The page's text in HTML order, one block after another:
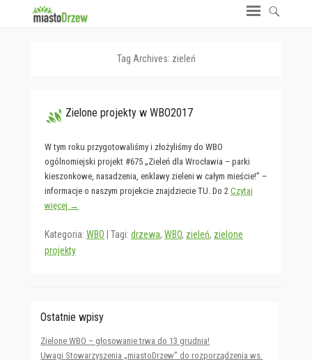
Tag Archives: zieleń
Zielone projekty w WBO2017
W tym roku przygotowaliśmy i złożyliśmy do WBO
ogólnomiejski projekt #675 „Zieleń dla Wrocławia – parki
kieszonkowe, nasadzenia, enklawy zieleni w całym mieście!” –
informacje o naszym projekcie znajdziecie TU. Do 2 Czytaj
więcej →
Kategoria: WBO Tagi: drzewa, WBO, zieleń, zielone
projekty
Ostatnie wpisy
Zielone WBO – głosowanie trwa do 13 grudnia!
Uwagi Stowarzyszenia „miastoDrzew” do rozporządzenia ws.